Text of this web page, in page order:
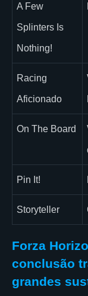
A Few
Splinters Is
Nothing!
Racing
Aficionado
On The Board
Pin It!
Storyteller
Forza
conclusão
grandes